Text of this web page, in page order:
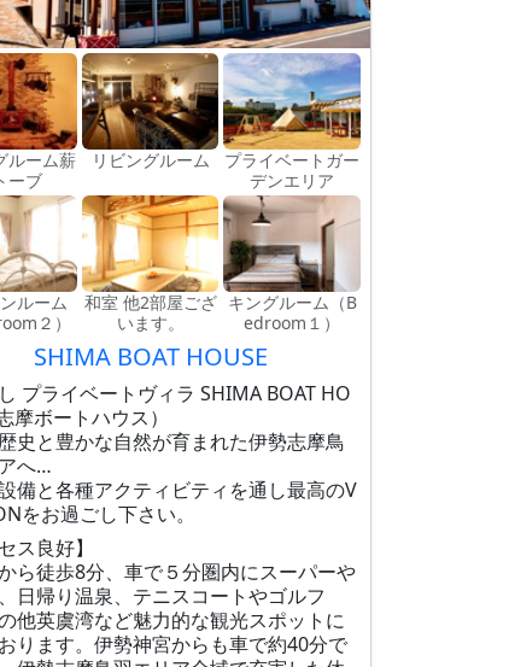
ルーム薪
ーブ
リビングルーム
プライベートガー
デンエリア
ルーム
２）
和室 他2部屋ござ
います。
キングルーム（B
edroom１）
SHIMA BOAT HOUSE
プライベートヴィラ SHIMA BOAT HO
摩ボートハウス）
史と豊かな自然が育まれた伊勢志摩鳥
へ…
備と各種アクティビティを通し最高のV
をお過ごし下さい。
ス良好】
ら徒歩8分、車で５分圏内にスーパーや
日帰り温泉、テニスコートやゴルフ
他英虞湾など魅力的な観光スポットに
ります。伊勢神宮からも車で約40分で